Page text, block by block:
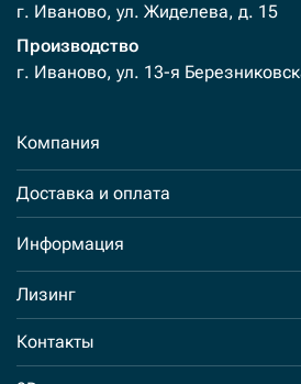
г. Иваново, ул. Жиделева, д. 15
Производство
г. Иваново, ул. 13-я
Компания
Доставка и оплата
Информация
Лизинг
Контакты